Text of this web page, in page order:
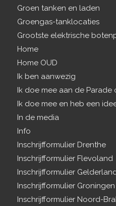
Groen tanken en laden
Groengas-tanklocaties
Grootste elektrische
Home
Home OUD
Ik ben aanwezig
Ik doe mee aan de Parade
Ik doe mee en heb een
In de media
Info
Inschrijfformulier Drenthe
Inschrijfformulier Flevoland
Inschrijfformulier
Inschrijfformulier Groningen
Inschrijfformulier Noord-